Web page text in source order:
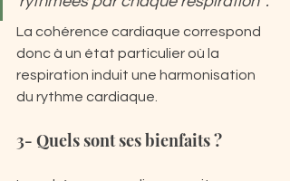
La cohérence cardiaque correspond
donc à un état particulier où la
respiration induit une harmonisation
du rythme cardiaque.
3- Quels sont ses bienfaits ?